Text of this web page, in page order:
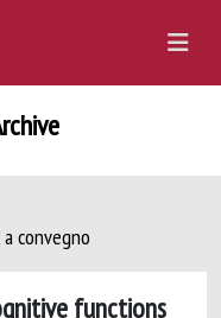
convegno
functions